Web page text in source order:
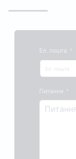
Ел. пошта
Питання